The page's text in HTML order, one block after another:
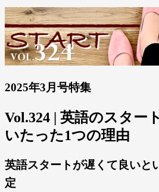
2025年3月号特集
Vol.324 | 英語のスター
いたった1つの理由
英語スタートが遅くて良いと
定